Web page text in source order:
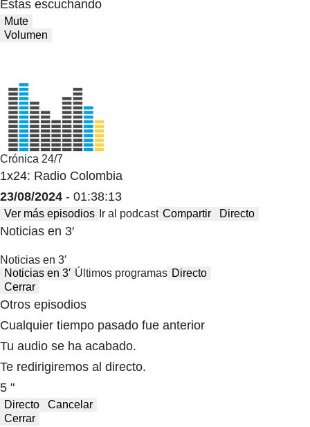
Estas escuchando
Mute
Volumen
Crónica 24/7
1x24: Radio Colombia
23/08/2024 - 01:38:13
Ver más episodios Ir al podcast Compartir Directo
Noticias en 3′
Noticias en 3′
Noticias en 3′ Últimos programas Directo
Cerrar
Otros episodios
Cualquier tiempo pasado fue anterior
Tu audio se ha acabado.
Te redirigiremos al directo.
5 "
Directo
Cancelar
Cerrar